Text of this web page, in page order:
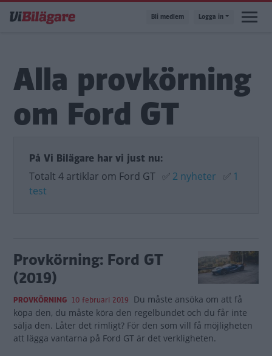
till
Bli medlem Logga in
Alla provkörning
om Ford GT
På Vi Bilägare har vi just nu:
Totalt 4 artiklar om Ford GT ✅ 2 nyheter ✅ 1
test
Provkörning: Ford GT
(2019)
PROVKÖRNING 10 februari 2019 Du måste ansöka om att få
köpa den, du måste köra den regelbundet och du får inte
sälja den. Låter det rimligt? För den som vill få möjligheten
att lägga vantarna på Ford GT är det verkligheten.